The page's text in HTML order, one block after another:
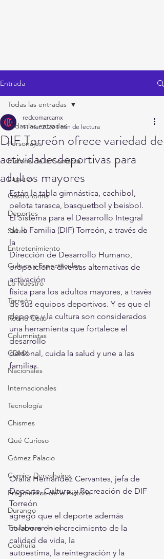
Entrada
Todas las entradas
Personajes
Historia de la Comarca
Lugares
Gastronomía
Deportes
Salud
Entretenimiento
Cultura y Espectáculos
Lo Nuestro
Torreón
Round Cero
Columnistas
CDMX
Nacionales
Internacionales
Tecnología
Chismes
Qué Curioso
Gómez Palacio
Comics Derechairos
Fragmentos de la Historia
Durango
Titulares en Inicio
Coahuila
Todas las entradas
DIF Torreón ofrece variedad de
actividadesdeportivas para
adultos mayores
redcomarcamx
11 mar 2020 1 min de lectura
Están la tabla gimnástica, cachibol,
pelota tarasca, basquetbol y beisbol.
El Sistema para el Desarrollo Integral
de la Familia (DIF) Torreón, a través de
la
Dirección de Desarrollo Humano,
proporciona diversas alternativas de
activación
física para los adultos mayores, a través
de sus equipos deportivos. Y es que el
deporte y la cultura son considerados
una herramienta que fortalece el
desarrollo
personal, cuida la salud y une a las
familias.
Oralia Hernández Cervantes, jefa de
Deporte, Cultura, y Recreación de DIF
Torreón
agregó que el deporte además
colabora en el crecimiento de la
calidad de vida, la
autoestima, la reintegración y la